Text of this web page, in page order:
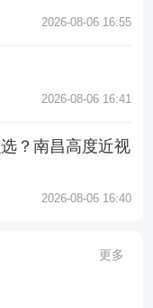
2026-08-06 16:55
2026-08-06 16:41
？南昌高度近视
2026-08-06 16:40
更多